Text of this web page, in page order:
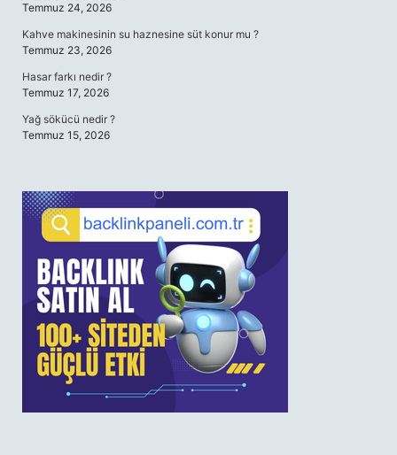
Temmuz 24, 2026
Kahve makinesinin su haznesine süt konur mu ?
Temmuz 23, 2026
Hasar farkı nedir ?
Temmuz 17, 2026
Yağ sökücü nedir ?
Temmuz 15, 2026